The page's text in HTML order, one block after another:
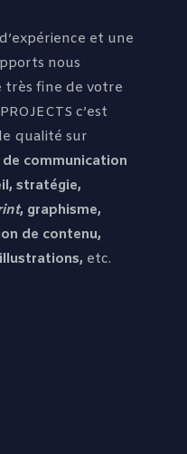
et une
nous
fine de votre
c’est
qualité sur
communication
stratégie,
, graphisme,
de contenu,
etc.